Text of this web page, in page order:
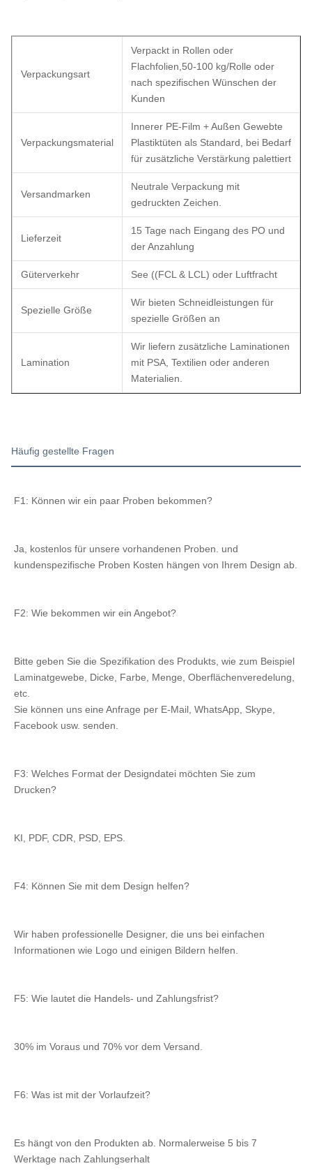
Verpackungsart
Verpackt in Rollen oder
Flachfolien,50-100 kg/Rolle oder
nach spezifischen Wünschen der
Kunden
Verpackungsmaterial
Innerer PE-Film + Außen Gewebte
Plastiktüten als Standard, bei Bedarf
für zusätzliche Verstärkung palettiert
Versandmarken
Neutrale Verpackung mit
gedruckten Zeichen.
Lieferzeit
15 Tage nach Eingang des PO und
der Anzahlung
Güterverkehr See ((FCL & LCL) oder Luftfracht
Spezielle Größe
Wir bieten Schneidleistungen für
spezielle Größen an
Lamination
Wir liefern zusätzliche Laminationen
mit PSA, Textilien oder anderen
Materialien.
Häufig gestellte Fragen
F1: Können wir ein paar Proben bekommen?
Ja, kostenlos für unsere vorhandenen Proben. und
kundenspezifische Proben Kosten hängen von Ihrem Design ab.
F2: Wie bekommen wir ein Angebot?
Bitte geben Sie die Spezifikation des Produkts, wie zum Beispiel
Laminatgewebe, Dicke, Farbe, Menge, Oberflächenveredelung,
etc.
Sie können uns eine Anfrage per E-Mail, WhatsApp, Skype,
Facebook usw. senden.
F3: Welches Format der Designdatei möchten Sie zum
Drucken?
KI, PDF, CDR, PSD, EPS.
F4: Können Sie mit dem Design helfen?
Wir haben professionelle Designer, die uns bei einfachen
Informationen wie Logo und einigen Bildern helfen.
F5: Wie lautet die Handels- und Zahlungsfrist?
30% im Voraus und 70% vor dem Versand.
F6: Was ist mit der Vorlaufzeit?
Es hängt von den Produkten ab. Normalerweise 5 bis 7
Werktage nach Zahlungserhalt